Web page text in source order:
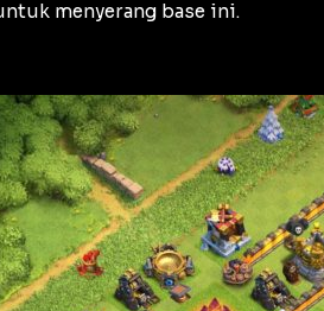
menyerang base ini.